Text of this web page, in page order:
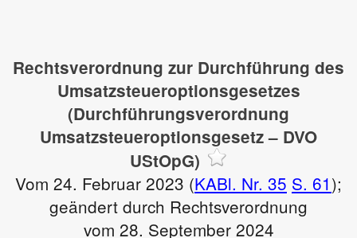
Rechtsverordnung zur Durchführung des
Umsatzsteueroptionsgesetzes
(Durchführungsverordnung
Umsatzsteueroptionsgesetz – DVO
UStOpG)
Vom 24. Februar 2023 (KABl. Nr. 35 S. 61);
geändert durch Rechtsverordnung
vom 28. September 2024